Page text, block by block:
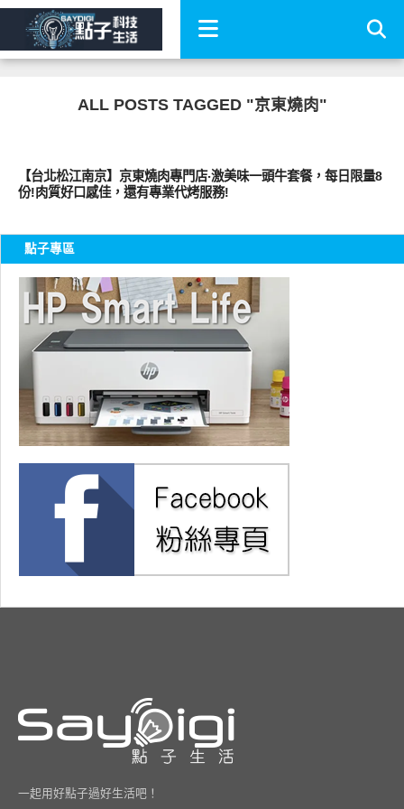
ALL POSTS TAGGED "京東燒肉"
【台北松江南京】京東燒肉專門店‧激美味一頭牛套餐，每日限量8
份!肉質好口感佳，還有專業代烤服務!
點子專區
一起用好點子過好生活吧！